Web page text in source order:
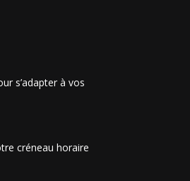
s’adapter à vos
créneau horaire